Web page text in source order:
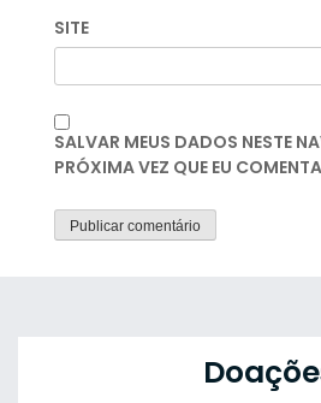
SITE
SALVAR MEUS DADOS NESTE
PRÓXIMA VEZ QUE EU